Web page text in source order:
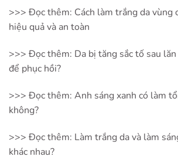
>>> Đọc thêm: Cách làm trắng da vùng
hiệu quả và an toàn
>>> Đọc thêm: Da bị tăng sắc tố sau
để phục hồi?
>>> Đọc thêm: Anh sáng xanh có làm
không?
>>> Đọc thêm: Làm trắng da và làm
khác nhau?